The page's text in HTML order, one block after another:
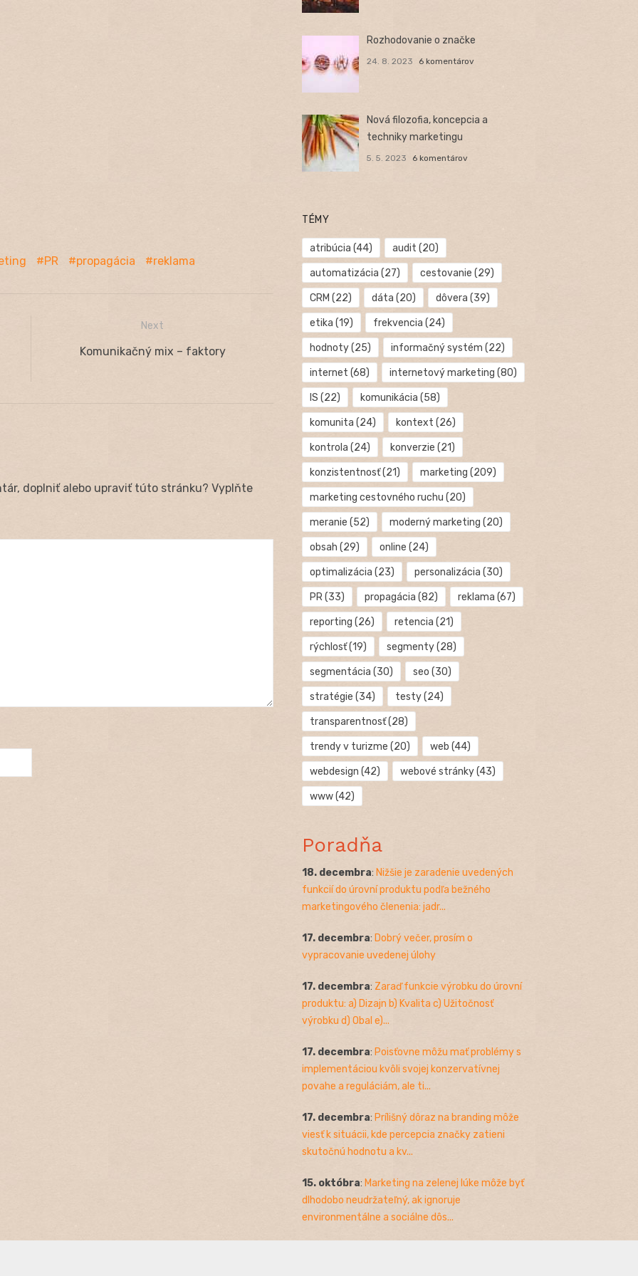
PR propagácia reklama
Next
Next
Komunikačný mix – faktory
doplniť alebo upraviť túto stránku? Vyplňte
Rozhodovanie o značke
24. 8. 2023 6 komentárov
Nová filozofia, koncepcia a
techniky marketingu
5. 5. 2023 6 komentárov
TÉMY
atribúcia (44) audit (20)
automatizácia (27) cestovanie (29)
CRM (22) dáta (20) dôvera (39)
etika (19) frekvencia (24)
hodnoty(25) informačný systém (22)
internet (68) internetový marketing (80)
IS (22) komunikácia (58)
komunita (24) kontext (26)
kontrola (24) konverzie (21)
konzistentnosť(21) marketing (209)
marketing cestovného ruchu (20)
meranie (52) moderný marketing (20)
obsah (29) online (24)
optimalizácia (23) personalizácia (30)
PR(33) propagácia (82) reklama (67)
reporting (26) retencia (21)
rýchlosť(19) segmenty(28)
segmentácia (30) seo (30)
stratégie (34) testy(24)
transparentnosť(28)
trendy v turizme (20) web (44)
webdesign (42) webové stránky(43)
www(42)
Poradňa
18. decembra: Nižšie je zaradenie uvedených
funkcií do úrovní produktu podľa bežného
marketingového členenia: jadr...
17. decembra: Dobrý večer, prosím o
vypracovanie uvedenej úlohy
17. decembra: Zaraď funkcie výrobku do úrovní
produktu: a) Dizajn b) Kvalita c) Užitočnosť
výrobku d) Obal e)...
17. decembra: Poisťovne môžu mať problémy s
implementáciou kvôli svojej konzervatívnej
povahe a reguláciám, ale ti...
17. decembra: Prílišný dôraz na branding môže
viesť k situácii, kde percepcia značky zatieni
skutočnú hodnotu a kv...
15. októbra: Marketing na zelenej lúke môže byť
dlhodobo neudržateľný, ak ignoruje
environmentálne a sociálne dôs...